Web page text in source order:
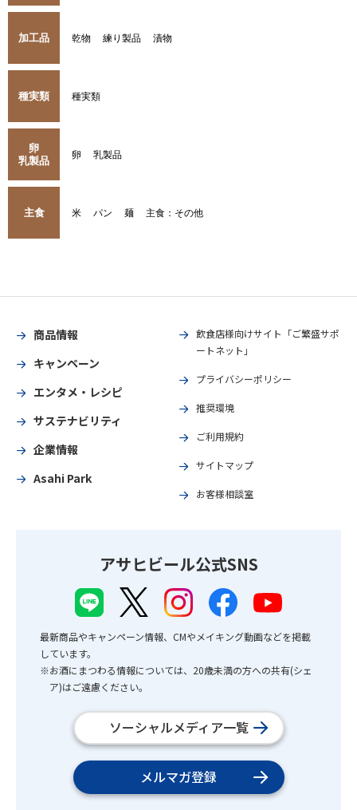
加工品 乾物 練り製品 漬物
種実類 種実類
卵
乳製品
卵 乳製品
主食 米 パン 麺 主食：その他
商品情報
キャンペーン
エンタメ・レシピ
サステナビリティ
企業情報
Asahi Park
飲食店様向けサイト「ご繁盛サポ
ートネット」
プライバシーポリシー
推奨環境
ご利用規約
サイトマップ
お客様相談室
アサヒビール公式SNS
最新商品やキャンペーン情報、CMやメイキング動画などを掲載
しています。
※お酒にまつわる情報については、20歳未満の方への共有(シェ
ア)はご遠慮ください。
ソーシャルメディア一覧
メルマガ登録